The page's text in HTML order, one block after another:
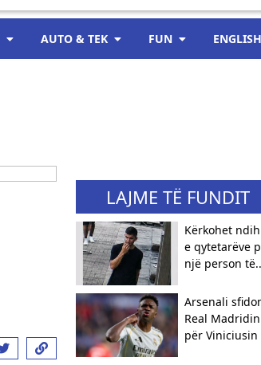
AUTO & TEK FUN ENGLISH
LAJME TË FUNDIT
Kërkohet
e qytetarëve
një person
​Arsenali
Real Madridin
për Viniciusin